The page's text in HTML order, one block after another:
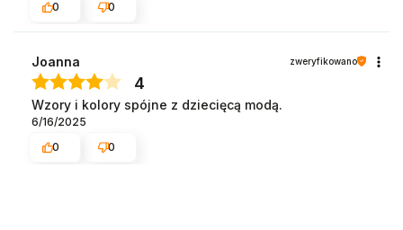
0
0
Joanna zweryfikowano
4
Wzory i kolory spójne z dziecięcą modą.
6/16/2025
0
0